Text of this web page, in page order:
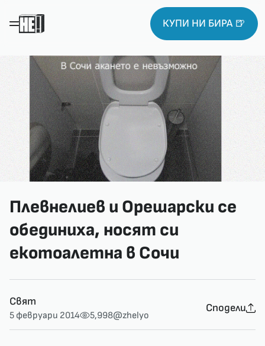
КУПИ НИ БИРА 🍺
Плевнелиев и Орешарски се
обединиха, носят си
екотоалетна в Сочи
Свят
5 февруари 2014 5,998@zhelyo
Сподели